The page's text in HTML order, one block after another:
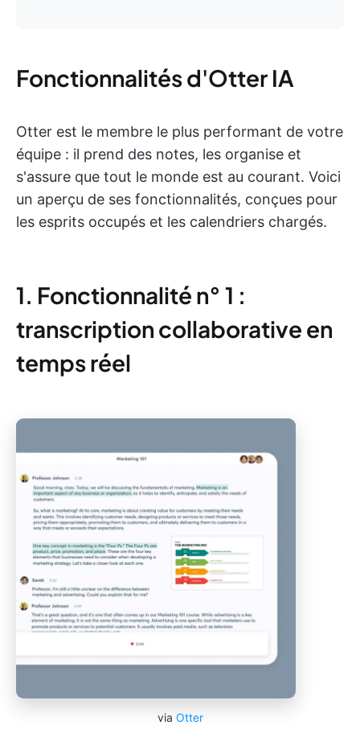
Fonctionnalités d'Otter IA
Otter est le membre le plus performant de votre
équipe : il prend des notes, les organise et
s'assure que tout le monde est au courant. Voici
un aperçu de ses fonctionnalités, conçues pour
les esprits occupés et les calendriers chargés.
1. Fonctionnalité n° 1 :
transcription collaborative en
temps réel
via Otter